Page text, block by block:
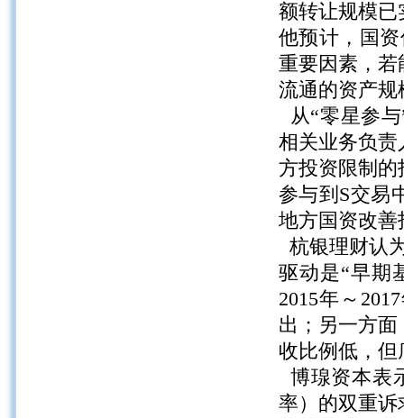
额转让规模已
他预计，国
重要因素，
流通的资产规
从“零星参
相关业务负
方投资限制
参与到S交易
地方国资改善
杭银理财认
驱动是“早期
2015年～
出；另一方面
收比例低，
博瑔资本表
率）的双重